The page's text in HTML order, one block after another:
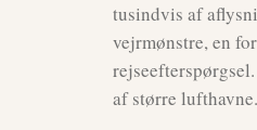
tusindvis af
vejrmønstre, en
af større lufthavne.